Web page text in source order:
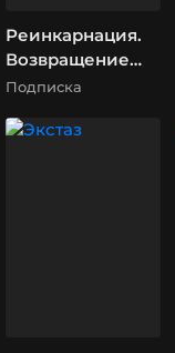
Реинкарнация.
Возвращение
ведьмы
Подписка